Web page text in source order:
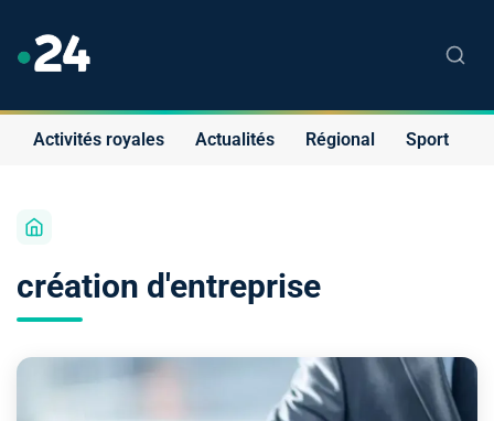
Activités royales Actualités Régional Sport
création d'entreprise